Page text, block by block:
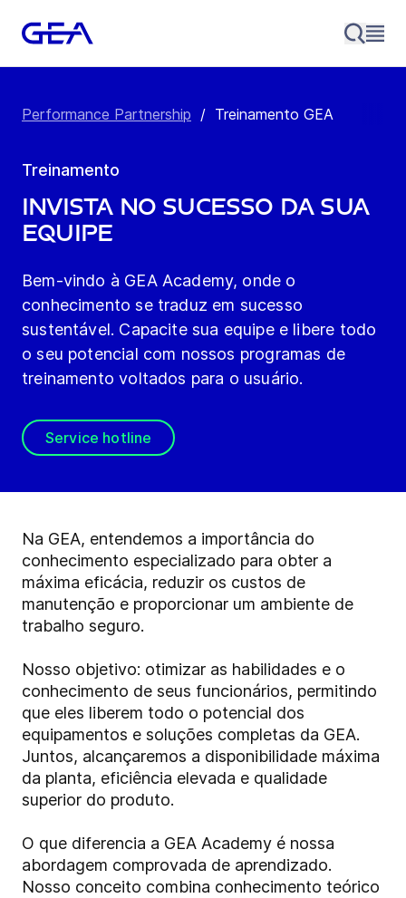
Performance Partnership / Treinamento GEA
Treinamento
Invista no sucesso da sua
equipe
Bem-vindo à GEA Academy, onde o
conhecimento se traduz em sucesso
sustentável. Capacite sua equipe e libere todo
o seu potencial com nossos programas de
treinamento voltados para o usuário.
Service hotline
Na GEA, entendemos a importância do
conhecimento especializado para obter a
máxima eficácia, reduzir os custos de
manutenção e proporcionar um ambiente de
trabalho seguro.
Nosso objetivo: otimizar as habilidades e o
conhecimento de seus funcionários, permitindo
que eles liberem todo o potencial dos
equipamentos e soluções completas da GEA.
Juntos, alcançaremos a disponibilidade máxima
da planta, eficiência elevada e qualidade
superior do produto.
O que diferencia a GEA Academy é nossa
abordagem comprovada de aprendizado.
Nosso conceito combina conhecimento teórico